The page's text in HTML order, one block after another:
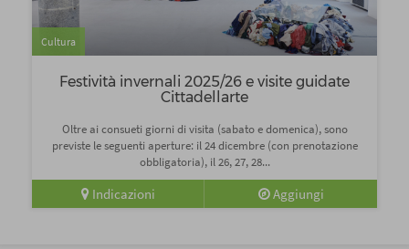
Cultura
Festività invernali 2025/26 e visite guidate
Cittadellarte
Oltre ai consueti giorni di visita (sabato e domenica), sono
previste le seguenti aperture: il 24 dicembre (con prenotazione
obbligatoria), il 26, 27, 28...
Indicazioni Aggiungi